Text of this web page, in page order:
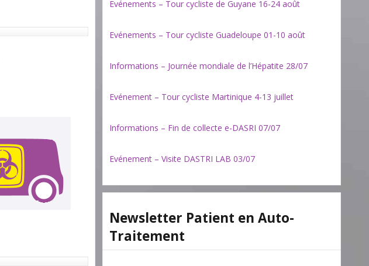
Evénements – Tour cycliste de Guyane 16-24 août
Evénements – Tour cycliste Guadeloupe 01-10 août
Informations – Journée mondiale de l’Hépatite 28/07
Evénement – Tour cycliste Martinique 4-13 juillet
Informations – Fin de collecte e-DASRI 07/07
Evénement – Visite DASTRI LAB 03/07
Newsletter Patient en Auto-
Traitement